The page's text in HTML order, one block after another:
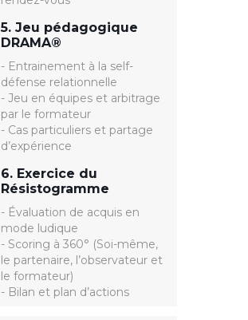
5. Jeu pédagogique
DRAMA®
- Entrainement à la self-
défense relationnelle
- Jeu en équipes et arbitrage
par le formateur
- Cas particuliers et partage
d’expérience
6. Exercice du
Résistogramme
- Évaluation de acquis en
mode ludique
- Scoring à 360° (Soi-même,
le partenaire, l’observateur et
le formateur)
- Bilan et plan d’actions